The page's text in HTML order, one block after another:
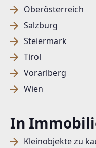
Oberösterreich
Salzburg
Steiermark
Tirol
Vorarlberg
Wien
In
Kleinobjekte zu